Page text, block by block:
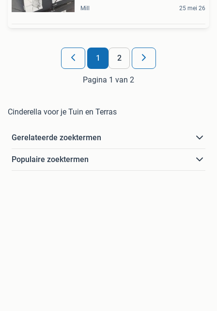
Mill 25 mei 26
1 2
Pagina 1 van 2
Cinderella voor je Tuin en Terras
Gerelateerde zoektermen
Populaire zoektermen